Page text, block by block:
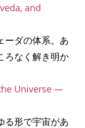
and
ーダの体系。あ
ろなく解き明か
Universe —
る形で宇宙があ